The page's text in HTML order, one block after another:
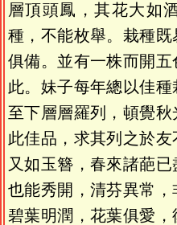
層頂頭鳳，其花大如
種，不能枚舉。栽種
俱備。並有一株而開
此。妹子每年總以佳
至下層層羅列，頓覺
此佳品，求其列之於
又如玉簪，春來諸葩
也能秀開，清芬異常
碧葉明潤，花葉俱愛，